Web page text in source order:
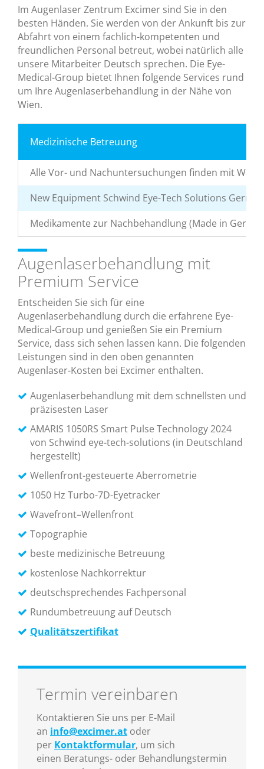
Im Augenlaser Zentrum Excimer sind Sie in den
besten Händen. Sie werden von der Ankunft bis zur
Abfahrt von einem fachlich-kompetenten und
freundlichen Personal betreut, wobei natürlich alle
unsere Mitarbeiter Deutsch sprechen. Die Eye-
Medical-Group bietet Ihnen folgende Services rund
um Ihre Augenlaserbehandlung in der Nähe von
Wien.
Medizinische Betreuung
Alle Vor- und Nachuntersuchungen finden mit
New Equipment Schwind Eye-Tech Solutions
Medikamente zur Nachbehandlung (Made in
Augenlaserbehandlung mit
Premium Service
Entscheiden Sie sich für eine
Augenlaserbehandlung durch die erfahrene Eye-
Medical-Group und genießen Sie ein Premium
Service, dass sich sehen lassen kann. Die folgenden
Leistungen sind in den oben genannten
Augenlaser-Kosten bei Excimer enthalten.
Augenlaserbehandlung mit dem schnellsten und
präzisesten Laser
AMARIS 1050RS Smart Pulse Technology 2024
von Schwind eye-tech-solutions (in Deutschland
hergestellt)
Wellenfront-gesteuerte Aberrometrie
1050 Hz Turbo-7D-Eyetracker
Wavefront–Wellenfront
Topographie
beste medizinische Betreuung
kostenlose Nachkorrektur
deutschsprechendes Fachpersonal
Rundumbetreuung auf Deutsch
Qualitätszertifikat
Termin vereinbaren
Kontaktieren Sie uns per E-Mail
an info@excimer.at oder
per Kontaktformular, um sich
einen Beratungs- oder Behandlungstermin